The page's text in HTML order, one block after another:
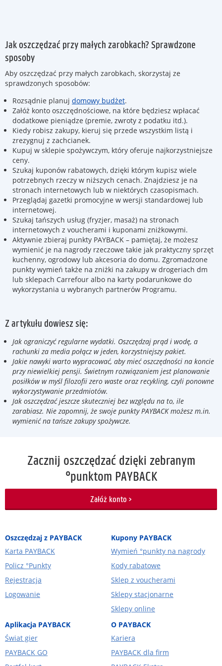
Jak oszczędzać przy małych zarobkach? Sprawdzone
sposoby
Aby oszczędzać przy małych zarobkach, skorzystaj ze
sprawdzonych sposobów:
Rozsądnie planuj domowy budżet.
Załóż konto oszczędnościowe, na które będziesz wpłacać
dodatkowe pieniądze (premie, zwroty z podatku itd.).
Kiedy robisz zakupy, kieruj się przede wszystkim listą i
zrezygnuj z zachcianek.
Kupuj w sklepie spożywczym, który oferuje najkorzystniejsze
ceny.
Szukaj kuponów rabatowych, dzięki którym kupisz wiele
potrzebnych rzeczy w niższych cenach. Znajdziesz je na
stronach internetowych lub w niektórych czasopismach.
Przeglądaj gazetki promocyjne w wersji standardowej lub
internetowej.
Szukaj tańszych usług (fryzjer, masaż) na stronach
internetowych z voucherami i kuponami zniżkowymi.
Aktywnie zbieraj punkty PAYBACK – pamiętaj, że możesz
wymienić je na nagrody rzeczowe takie jak praktyczny sprzęt
kuchenny, ogrodowy lub akcesoria do domu. Zgromadzone
punkty wymień także na zniżki na zakupy w drogeriach dm
lub sklepach Carrefour albo na karty podarunkowe do
wykorzystania u wybranych partnerów Programu.
Z artykułu dowiesz się:
Jak ograniczyć regularne wydatki. Oszczędzaj prąd i wodę, a
rachunki za media połącz w jeden, korzystniejszy pakiet.
Jakie nawyki warto wypracować, aby mieć oszczędności na koncie
przy niewielkiej pensji. Świetnym rozwiązaniem jest planowanie
posiłków w myśl filozofii zero waste oraz recykling, czyli ponowne
wykorzystywanie przedmiotów.
Jak oszczędzać jeszcze skuteczniej bez względu na to, ile
zarabiasz. Nie zapomnij, że swoje punkty PAYBACK możesz m.in.
wymienić na tańsze zakupy spożywcze.
Zacznij oszczędzać dzięki zebranym
°punktom PAYBACK
Załóż konto >
Oszczędzaj z PAYBACK
Karta PAYBACK
Policz °Punkty
Rejestracja
Logowanie
Kupony PAYBACK
Wymień °punkty na nagrody
Kody rabatowe
Sklep z voucherami
Sklepy stacjonarne
Sklepy online
Aplikacja PAYBACK
Świat gier
PAYBACK GO
O PAYBACK
Kariera
PAYBACK dla firm